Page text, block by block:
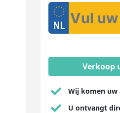
Verkoop
Wij komen uw
U ontvangt